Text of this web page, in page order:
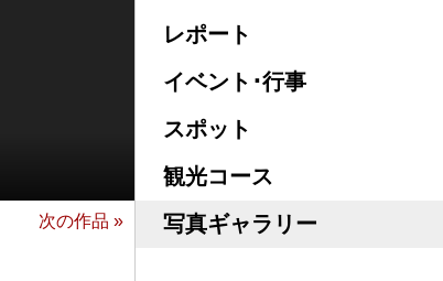
次の作品 »
レポート
イベント･行事
スポット
観光コース
写真ギャラリー